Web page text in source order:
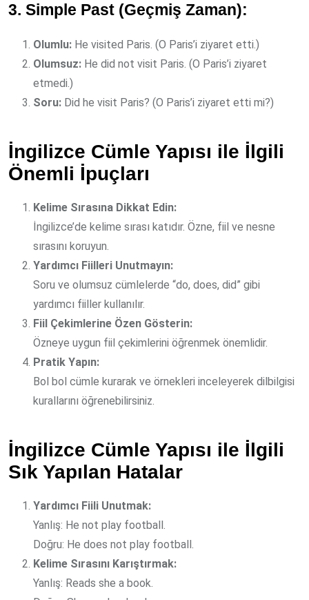
3. Simple Past (Geçmiş Zaman):
Olumlu: He visited Paris. (O Paris’i ziyaret etti.)
Olumsuz: He did not visit Paris. (O Paris’i ziyaret
etmedi.)
Soru: Did he visit Paris? (O Paris’i ziyaret etti mi?)
İngilizce Cümle Yapısı ile İlgili
Önemli İpuçları
Kelime Sırasına Dikkat Edin:
İngilizce’de kelime sırası katıdır. Özne, fiil ve nesne
sırasını koruyun.
Yardımcı Fiilleri Unutmayın:
Soru ve olumsuz cümlelerde “do, does, did” gibi
yardımcı fiiller kullanılır.
Fiil Çekimlerine Özen Gösterin:
Özneye uygun fiil çekimlerini öğrenmek önemlidir.
Pratik Yapın:
Bol bol cümle kurarak ve örnekleri inceleyerek dilbilgisi
kurallarını öğrenebilirsiniz.
İngilizce Cümle Yapısı ile İlgili
Sık Yapılan Hatalar
Yardımcı Fiili Unutmak:
Yanlış: He not play football.
Doğru: He does not play football.
Kelime Sırasını Karıştırmak:
Yanlış: Reads she a book.